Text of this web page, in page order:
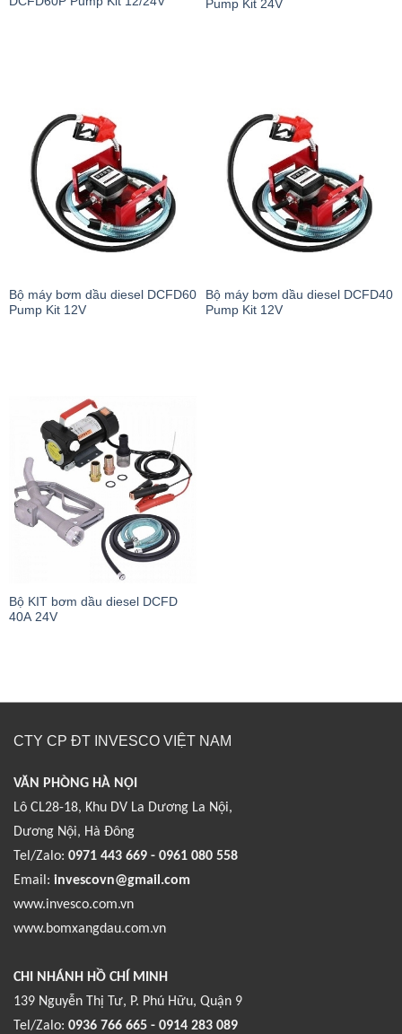
Pump Kit 24V
Bộ máy bơm dầu diesel DCFD60
Pump Kit 12V
Bộ máy bơm dầu diesel DCFD40
Pump Kit 12V
Bộ KIT bơm dầu diesel DCFD
40A 24V
CTY CP ĐT INVESCO VIỆT NAM
VĂN PHÒNG HÀ NỘI
Lô CL28-18, Khu DV La Dương La Nội,
Dương Nội, Hà Đông
Tel/Zalo: 0971 443 669 - 0961 080 558
Email: invescovn@gmail.com
www.invesco.com.vn
www.bomxangdau.com.vn
CHI NHÁNH HỒ CHÍ MINH
139 Nguyễn Thị Tư, P. Phú Hữu, Quận 9
Tel/Zalo: 0936 766 665 - 0914 283 089